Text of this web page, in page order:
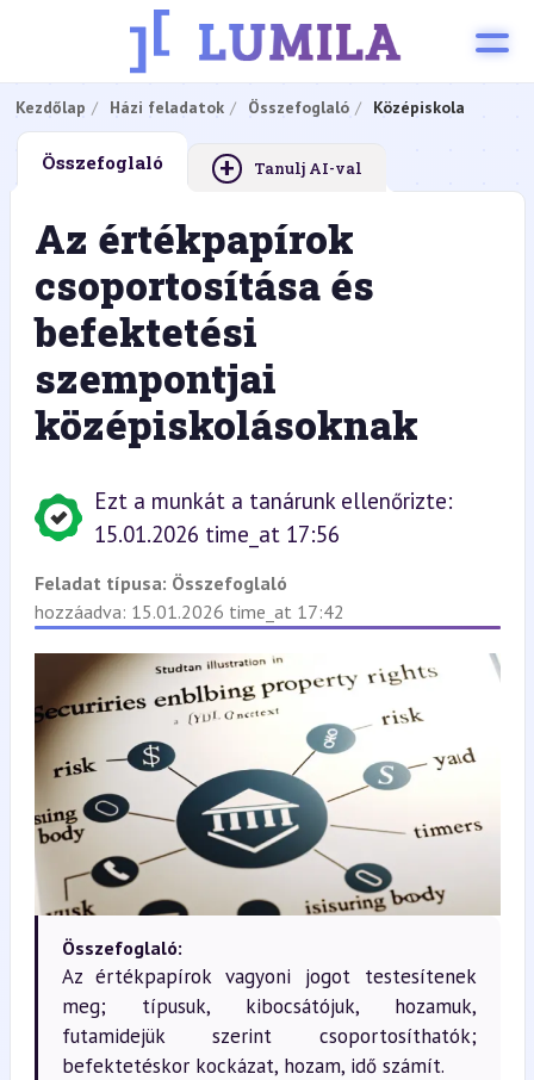
Kezdőlap Házi feladatok Összefoglaló Középiskola
Összefoglaló + Tanulj AI-val
Az értékpapírok
csoportosítása és
befektetési
szempontjai
középiskolásoknak
Ezt a munkát a tanárunk ellenőrizte:
15.01.2026 time_at 17:56
Feladat típusa: Összefoglaló
hozzáadva: 15.01.2026 time_at 17:42
Összefoglaló:
Az értékpapírok vagyoni jogot testesítenek
meg; típusuk, kibocsátójuk, hozamuk,
futamidejük szerint csoportosíthatók;
befektetéskor kockázat, hozam, idő számít.